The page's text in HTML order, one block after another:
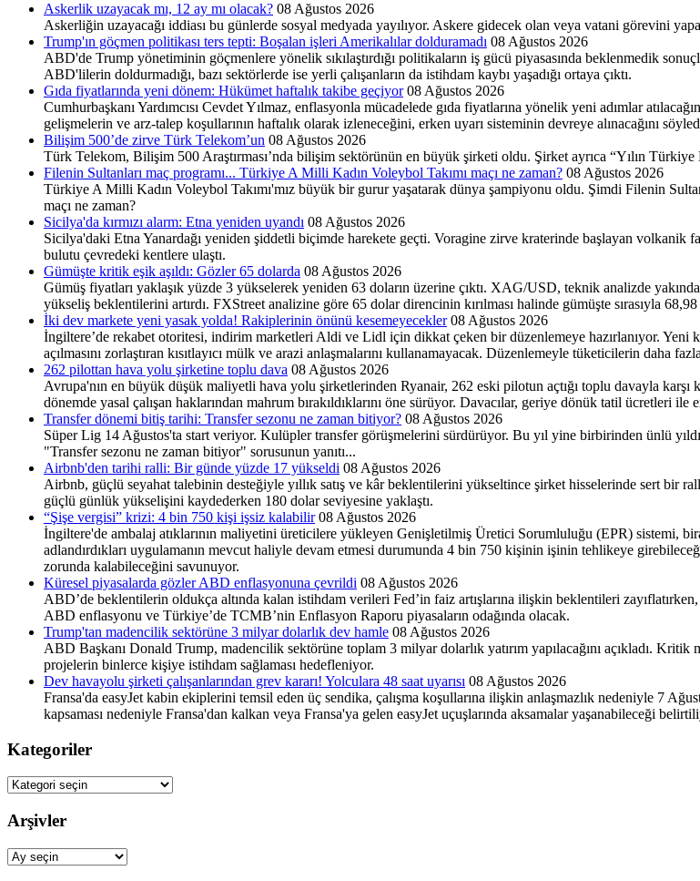
Askerlik uzayacak mı, 12 ay mı olacak? 08 Ağustos 2026
Askerliğin uzayacağı iddiası bu günlerde sosyal medyada yayılıyor. Askere gidecek olan veya vatani görevini
Trump'ın göçmen politikası ters tepti: Boşalan işleri Amerikalılar dolduramadı 08 Ağustos 2026
ABD'de Trump yönetiminin göçmenlere yönelik sıkılaştırdığı politikaların iş gücü piyasasında beklenmedik
ABD'lilerin doldurmadığı, bazı sektörlerde ise yerli çalışanların da istihdam kaybı yaşadığı ortaya çıktı.
Gıda fiyatlarında yeni dönem: Hükümet haftalık takibe geçiyor 08 Ağustos 2026
Cumhurbaşkanı Yardımcısı Cevdet Yılmaz, enflasyonla mücadelede gıda fiyatlarına yönelik yeni adımlar
gelişmelerin ve arz-talep koşullarının haftalık olarak izleneceğini, erken uyarı sisteminin devreye alınacağını
Bilişim 500’de zirve Türk Telekom’un 08 Ağustos 2026
Türk Telekom, Bilişim 500 Araştırması’nda bilişim sektörünün en büyük şirketi oldu. Şirket ayrıca “Yılın
Filenin Sultanları maç programı... Türkiye A Milli Kadın Voleybol Takımı maçı ne zaman? 08 Ağustos 2026
Türkiye A Milli Kadın Voleybol Takımı'mız büyük bir gurur yaşatarak dünya şampiyonu oldu. Şimdi Filenin
maçı ne zaman?
Sicilya'da kırmızı alarm: Etna yeniden uyandı 08 Ağustos 2026
Sicilya'daki Etna Yanardağı yeniden şiddetli biçimde harekete geçti. Voragine zirve kraterinde başlayan
bulutu çevredeki kentlere ulaştı.
Gümüşte kritik eşik aşıldı: Gözler 65 dolarda 08 Ağustos 2026
Gümüş fiyatları yaklaşık yüzde 3 yükselerek yeniden 63 doların üzerine çıktı. XAG/USD, teknik analizde
yükseliş beklentilerini artırdı. FXStreet analizine göre 65 dolar direncinin kırılması halinde gümüşte sırasıyla
İki dev markete yeni yasak yolda! Rakiplerinin önünü kesemeyecekler 08 Ağustos 2026
İngiltere’de rekabet otoritesi, indirim marketleri Aldi ve Lidl için dikkat çeken bir düzenlemeye hazırlanıyor. Yeni
açılmasını zorlaştıran kısıtlayıcı mülk ve arazi anlaşmalarını kullanamayacak. Düzenlemeyle tüketicilerin daha
262 pilottan hava yolu şirketine toplu dava 08 Ağustos 2026
Avrupa'nın en büyük düşük maliyetli hava yolu şirketlerinden Ryanair, 262 eski pilotun açtığı toplu davayla karşı
dönemde yasal çalışan haklarından mahrum bırakıldıklarını öne sürüyor. Davacılar, geriye dönük tatil ücretleri
Transfer dönemi bitiş tarihi: Transfer sezonu ne zaman bitiyor? 08 Ağustos 2026
Süper Lig 14 Ağustos'ta start veriyor. Kulüpler transfer görüşmelerini sürdürüyor. Bu yıl yine birbirinden ünlü
"Transfer sezonu ne zaman bitiyor" sorusunun yanıtı...
Airbnb'den tarihi ralli: Bir günde yüzde 17 yükseldi 08 Ağustos 2026
Airbnb, güçlü seyahat talebinin desteğiyle yıllık satış ve kâr beklentilerini yükseltince şirket hisselerinde sert bir
güçlü günlük yükselişini kaydederken 180 dolar seviyesine yaklaştı.
“Şişe vergisi” krizi: 4 bin 750 kişi işsiz kalabilir 08 Ağustos 2026
İngiltere'de ambalaj atıklarının maliyetini üreticilere yükleyen Genişletilmiş Üretici Sorumluluğu (EPR) sistemi,
adlandırdıkları uygulamanın mevcut haliyle devam etmesi durumunda 4 bin 750 kişinin işinin tehlikeye
zorunda kalabileceğini savunuyor.
Küresel piyasalarda gözler ABD enflasyonuna çevrildi 08 Ağustos 2026
ABD’de beklentilerin oldukça altında kalan istihdam verileri Fed’in faiz artışlarına ilişkin beklentileri
ABD enflasyonu ve Türkiye’de TCMB’nin Enflasyon Raporu piyasaların odağında olacak.
Trump'tan madencilik sektörüne 3 milyar dolarlık dev hamle 08 Ağustos 2026
ABD Başkanı Donald Trump, madencilik sektörüne toplam 3 milyar dolarlık yatırım yapılacağını açıkladı.
projelerin binlerce kişiye istihdam sağlaması hedefleniyor.
Dev havayolu şirketi çalışanlarından grev kararı! Yolculara 48 saat uyarısı 08 Ağustos 2026
Fransa'da easyJet kabin ekiplerini temsil eden üç sendika, çalışma koşullarına ilişkin anlaşmazlık nedeniyle 7
kapsaması nedeniyle Fransa'dan kalkan veya Fransa'ya gelen easyJet uçuşlarında aksamalar yaşanabileceği
Kategoriler
Kategoriler
Arşivler
Arşivler